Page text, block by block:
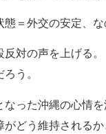
＝外交の安定、
対の声を上げる。
う。
なった沖縄の心情
どう維持されるか